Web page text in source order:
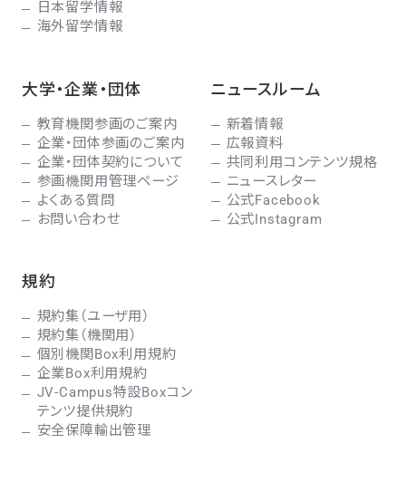
日本留学情報
海外留学情報
大学・企業・団体
教育機関参画のご案内
企業・団体参画のご案内
企業・団体契約について
参画機関用管理ページ
よくある質問
お問い合わせ
ニュースルーム
新着情報
広報資料
共同利用コンテンツ規格
ニュースレター
公式Facebook
公式Instagram
規約
規約集（ユーザ用）
規約集（機関用）
個別機関Box利用規約
企業Box利用規約
JV-Campus特設Boxコン
テンツ提供規約
安全保障輸出管理